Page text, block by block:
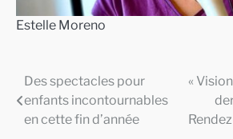
Estelle Moreno
Navigation
de
Des spectacles pour
enfants incontournables
en cette fin d’année
«